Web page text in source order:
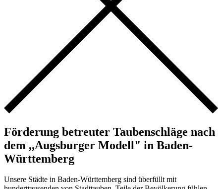
Förderung betreuter Taubenschläge nach
dem ,,Augsburger Modell" in Baden-
Württemberg
Unsere Städte in Baden-Württemberg sind überfüllt mit